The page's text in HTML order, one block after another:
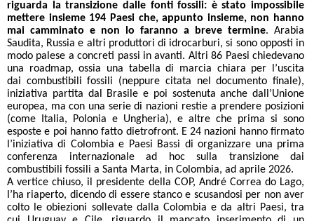
riguarda la transizione dalle fonti fossili: è stato impossibile
mettere insieme 194 Paesi che, appunto insieme, non hanno
mai camminato e non lo faranno a breve termine. Arabia
Saudita, Russia e altri produttori di idrocarburi, si sono opposti in
modo palese a concreti passi in avanti. Altri 86 Paesi chiedevano
una roadmap, ossia una tabella di marcia chiara per l’uscita
dai combustibili fossili (neppure citata nel documento finale),
iniziativa partita dal Brasile e poi sostenuta anche dall’Unione
europea, ma con una serie di nazioni restie a prendere posizioni
(come Italia, Polonia e Ungheria), e altre che prima si sono
esposte e poi hanno fatto dietrofront. E 24 nazioni hanno firmato
l’iniziativa di Colombia e Paesi Bassi di organizzare una prima
conferenza internazionale ad hoc sulla transizione dai
combustibili fossili a Santa Marta, in Colombia, ad aprile 2026.
A vertice chiuso, il presidente della COP, André Correa do Lago,
l’ha riaperto, dicendo di essere stanco e scusandosi per non aver
colto le obiezioni sollevate dalla Colombia e da altri Paesi, tra